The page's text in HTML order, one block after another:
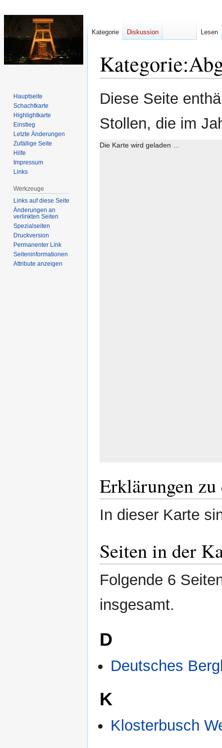
Kategorie:
Zur
Navigation
Zur
Suche
Diese Seite
Stollen, die im
Die Karte wird geladen …
Erklärungen
In dieser Karte
Seiten in der
Folgende 6
insgesamt.
D
Deutsches
K
Klosterbusch
Kategorie Diskussion Lesen
Hauptseite
Schachtkarte
Highlightkarte
Einstieg
Letzte Änderungen
Zufällige Seite
Hilfe
Impressum
Links
Werkzeuge
Links auf diese Seite
Änderungen an
verlinkten Seiten
Spezialseiten
Druckversion
Permanenter Link
Seiten­­informationen
Attribute anzeigen